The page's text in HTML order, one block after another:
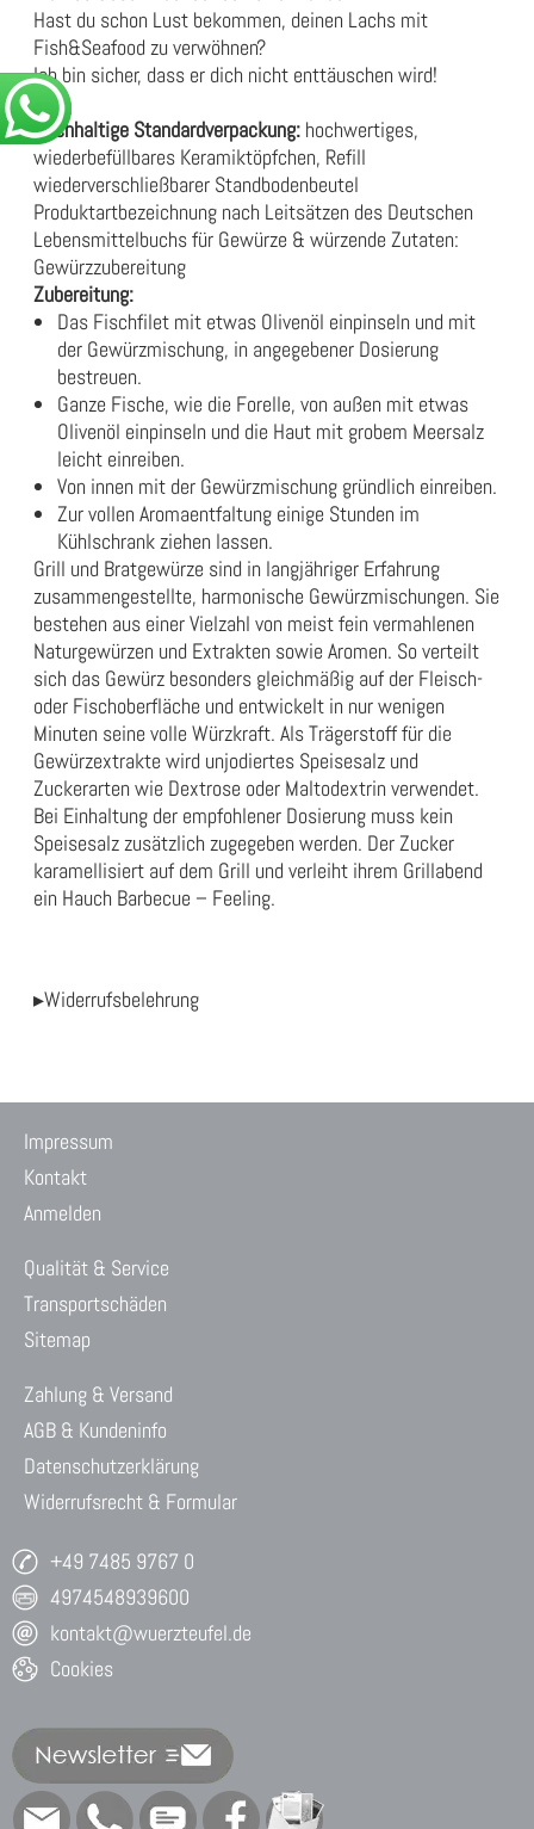
Hast du schon Lust bekommen, deinen Lachs mit
Fish&Seafood zu verwöhnen?
Ich bin sicher, dass er dich nicht enttäuschen wird!
Nachhaltige Standardverpackung: hochwertiges,
wiederbefüllbares Keramiktöpfchen, Refill
wiederverschließbarer Standbodenbeutel
Produktartbezeichnung nach Leitsätzen des Deutschen
Lebensmittelbuchs für Gewürze & würzende Zutaten:
Gewürzzubereitung
Zubereitung:
Das Fischfilet mit etwas Olivenöl einpinseln und mit
der Gewürzmischung, in angegebener Dosierung
bestreuen.
Ganze Fische, wie die Forelle, von außen mit etwas
Olivenöl einpinseln und die Haut mit grobem Meersalz
leicht einreiben.
Von innen mit der Gewürzmischung gründlich einreiben.
Zur vollen Aromaentfaltung einige Stunden im
Kühlschrank ziehen lassen.
Grill und Bratgewürze sind in langjähriger Erfahrung
zusammengestellte, harmonische Gewürzmischungen. Sie
bestehen aus einer Vielzahl von meist fein vermahlenen
Naturgewürzen und Extrakten sowie Aromen. So verteilt
sich das Gewürz besonders gleichmäßig auf der Fleisch-
oder Fischoberfläche und entwickelt in nur wenigen
Minuten seine volle Würzkraft. Als Trägerstoff für die
Gewürzextrakte wird unjodiertes Speisesalz und
Zuckerarten wie Dextrose oder Maltodextrin verwendet.
Bei Einhaltung der empfohlener Dosierung muss kein
Speisesalz zusätzlich zugegeben werden. Der Zucker
karamellisiert auf dem Grill und verleiht ihrem Grillabend
ein Hauch Barbecue – Feeling.
▸Widerrufsbelehrung
Impressum
Kontakt
Anmelden
Qualität & Service
Transportschäden
Sitemap
Zahlung & Versand
AGB & Kundeninfo
Datenschutzerklärung
Widerrufsrecht & Formular
+49 7485 9767 0
4974548939600
kontakt@wuerzteufel.de
Cookies